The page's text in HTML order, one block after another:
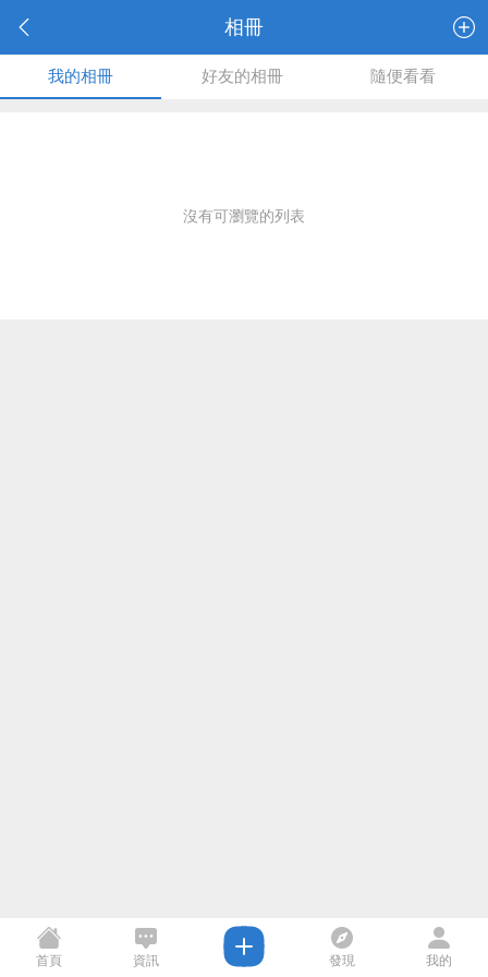
相冊
我的相冊 好友的相冊 隨便看看
沒有可瀏覽的列表
首頁 資訊 發現 我的